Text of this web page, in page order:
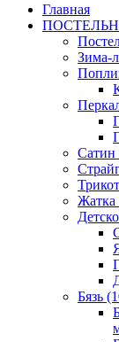
Главная
Зима-
Сатин
Жатка
Бязь